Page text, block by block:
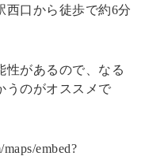
西口から徒歩で約6分
性があるので、なる
うのがオススメで
embed?